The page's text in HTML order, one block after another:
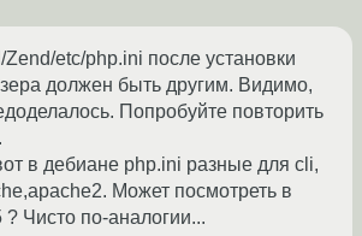
etc/php.ini после установки
должен быть другим. Видимо,
Попробуйте повторить
в дебиане php.ini разные для cli,
Может посмотреть в
? Чисто по-аналогии...